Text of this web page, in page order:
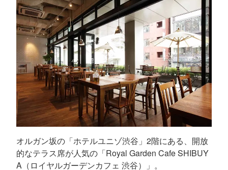
オルガン坂の「ホテルユニゾ渋谷」2階にある、開放
的なテラス席が人気の「Royal Garden Cafe SHIBUY
A（ロイヤルガーデンカフェ 渋谷）」。